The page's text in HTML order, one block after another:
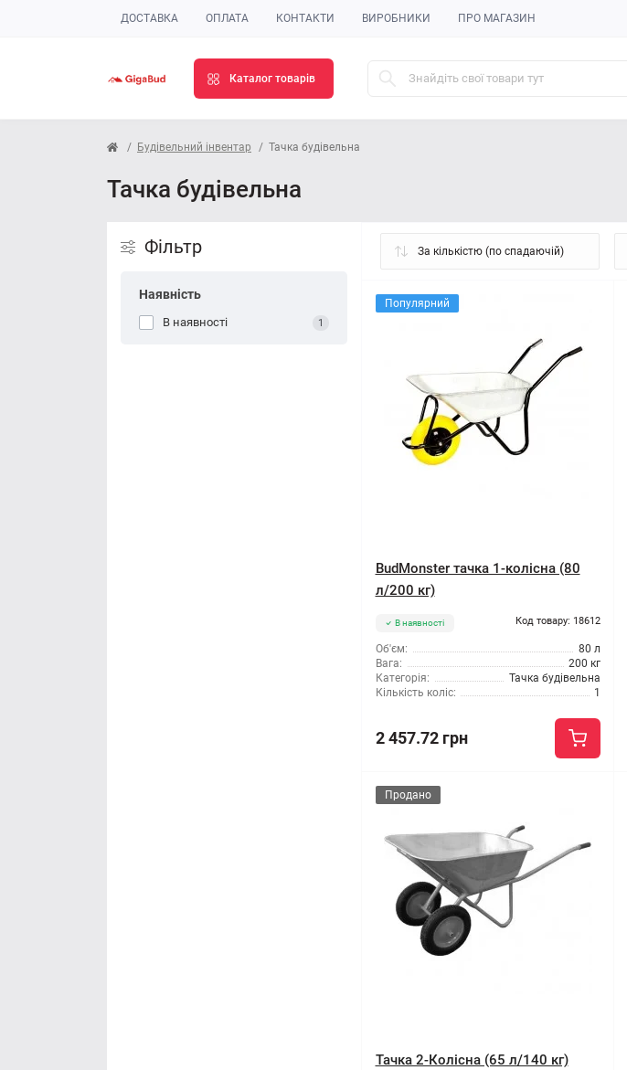
ДОСТАВКА ОПЛАТА КОНТАКТИ ВИРОБНИКИ ПРО МАГАЗИН
Каталог товарів
Будівельний інвентар Тачка будівельна
Тачка будівельна
Фільтр
Наявність
В наявності 1
Популярний
BudMonster тачка 1-колісна (80
л/200 кг)
В наявності Код товару: 18612
Об'єм:
80 л
Вага:
200 кг
Категорія:
Тачка будівельна
Кількість коліс:
1
2 457.72 грн
Продано
Тачка 2-Колісна (65 л/140 кг)